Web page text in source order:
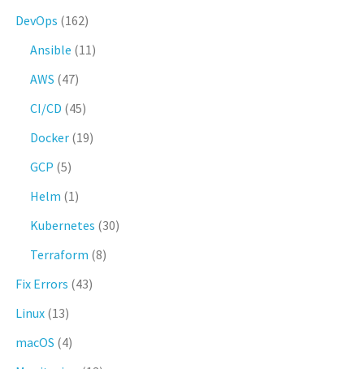
DevOps (162)
Ansible (11)
AWS (47)
CI/CD (45)
Docker (19)
GCP (5)
Helm (1)
Kubernetes (30)
Terraform (8)
Fix Errors (43)
Linux (13)
macOS (4)